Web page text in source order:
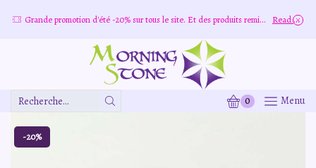
Grande promotion d'été -20% sur tous le site. Et des produits remisé indépendamment Read more
Zone
0 Menu
-20%